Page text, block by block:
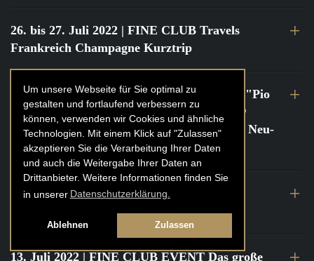
Um unsere Webseite für Sie optimal zu
gestalten und fortlaufend verbessern zu
können, verwenden wir Cookies und ähnliche
Technologien. Mit einem Klick auf "Zulassen"
akzeptieren Sie die Verarbeitung Ihrer Daten
und auch die Weitergabe Ihrer Daten an
Drittanbieter. Weitere Informationen finden Sie
in unserer Datenschutzerklärung.
Ablehnen Zulassen
26. bis 27. Juli 2022 | FINE CLUB Travels
Frankreich Champagne Kurztrip
22. Juli 2022| FINE CLUB Private Dinner "Pio
Cesare" mit Tochter Frederica Pio Boffa @
FINE CLUB Clubhouse Alter Haferkasten, Neu-
Isenburg
21. bis 22. Juli 2022| FINE CLUB Travels
Frankreich Burgund Kurztrip
13. Juli 2022 | FINE CLUB EVENT Das große